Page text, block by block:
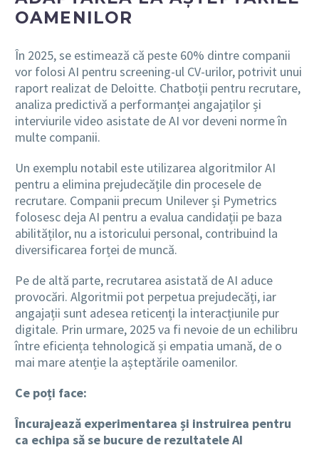
OAMENILOR
În 2025, se estimează că peste 60% dintre companii
vor folosi AI pentru screening-ul CV-urilor, potrivit unui
raport realizat de Deloitte. Chatboții pentru recrutare,
analiza predictivă a performanței angajaților și
interviurile video asistate de AI vor deveni norme în
multe companii.
Un exemplu notabil este utilizarea algoritmilor AI
pentru a elimina prejudecățile din procesele de
recrutare. Companii precum Unilever și Pymetrics
folosesc deja AI pentru a evalua candidații pe baza
abilităților, nu a istoricului personal, contribuind la
diversificarea forței de muncă.
Pe de altă parte, recrutarea asistată de AI aduce
provocări. Algoritmii pot perpetua prejudecăți, iar
angajații sunt adesea reticenți la interacțiunile pur
digitale. Prin urmare, 2025 va fi nevoie de un echilibru
între eficiența tehnologică și empatia umană, de o
mai mare atenție la așteptările oamenilor.
Ce poți face:
Încurajează experimentarea și instruirea pentru
ca echipa să se bucure de rezultatele AI